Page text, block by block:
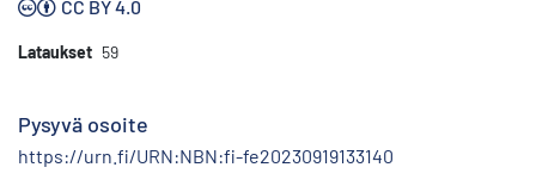
CC BY 4.0
Lataukset 59
Pysyvä osoite
https://urn.fi/URN:NBN:fi-fe20230919133140